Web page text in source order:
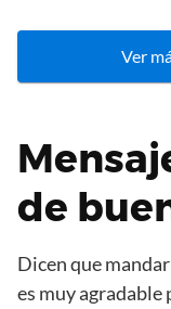
Ver
de
Dicen que
es muy agradable